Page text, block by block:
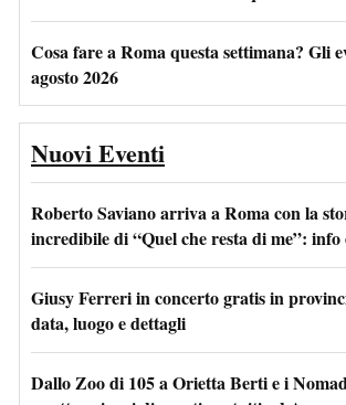
Cosa fare a Roma questa settimana? Gli
agosto 2026
Nuovi Eventi
Roberto Saviano arriva a Roma con la
incredibile di “Quel che resta di me”:
Giusy Ferreri in concerto gratis in
data, luogo e dettagli
Dallo Zoo di 105 a Orietta Berti e i